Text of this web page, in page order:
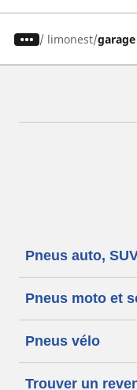
/ limonest
Pneus auto,
Pneus moto et
Pneus vélo
Trouver un